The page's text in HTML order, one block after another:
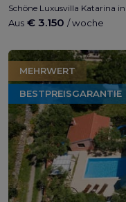
Aus € 3.150 / woche
MEHRWERT
BESTPREISGARANTIE